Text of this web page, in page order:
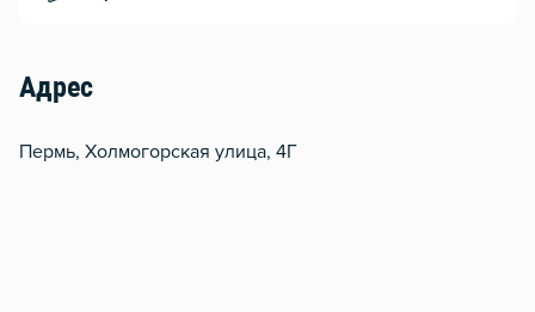
Адрес
Пермь, Холмогорская улица, 4Г